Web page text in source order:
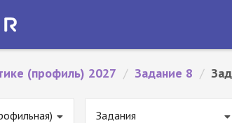
(профиль) 2027 / Задание 8 /
Задания